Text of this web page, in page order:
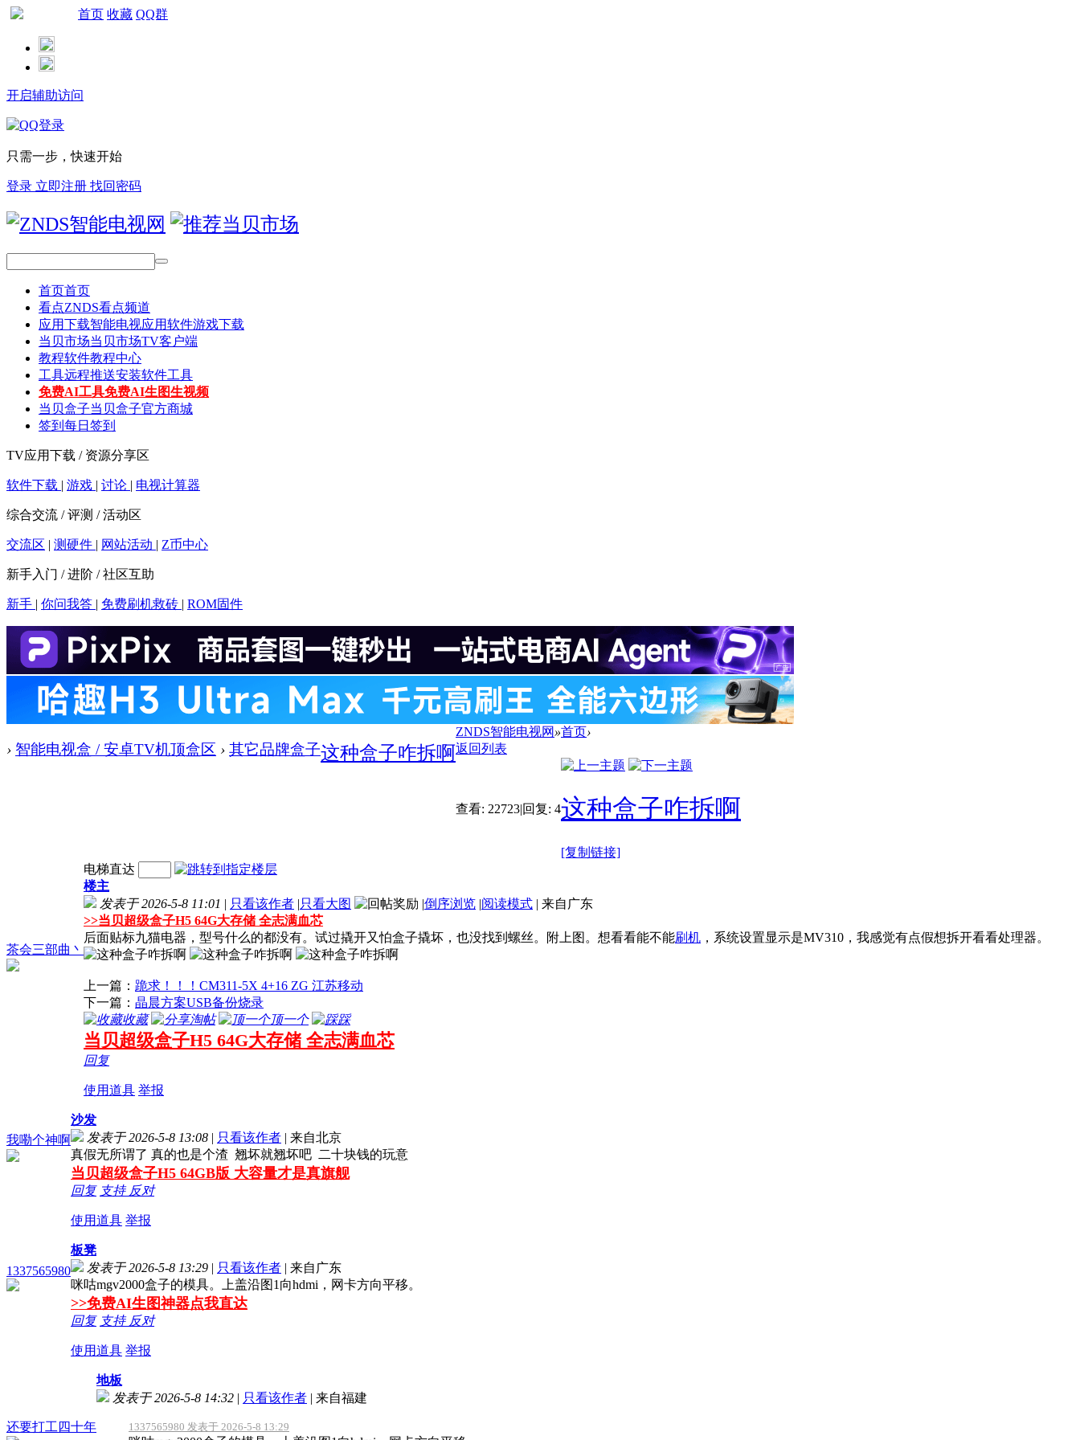
首页 收藏 QQ群
开启辅助访问
只需一步，快速开始
登录 立即注册 找回密码
首页首页
看点ZNDS看点频道
应用下载智能电视应用软件游戏下载
当贝市场当贝市场TV客户端
教程软件教程中心
工具远程推送安装软件工具
免费AI工具免费AI生图生视频
当贝盒子当贝盒子官方商城
签到 每日签到
TV应用下载 / 资源分享区
软件下载 | 游戏 | 讨论 | 电视计算器
综合交流 / 评测 / 活动区
交流区 | 测硬件 | 网站活动 | Z币中心
新手入门 / 进阶 / 社区互助
新手 | 你问我答 | 免费刷机救砖 | ROM固件
ZNDS智能电视网 »首页
› 智能电视盒 / 安卓TV机顶盒区 › 其它品牌盒子
›
这种盒子咋拆啊返回列表
查看: 22723|回复: 4这种盒子咋拆啊
[复制链接]
茶会三部曲丶
电梯直达
楼主
发表于 2026-5-8 11:01 | 只看该作者 |只看大图 |倒序浏览 |阅读模式 | 来自广东
>>当贝超级盒子H5 64G大存储 全志满血芯
后面贴标九猫电器，型号什么的都没有。试过撬开又怕盒子撬坏，也没找到螺丝。附上图。想看看能不能刷机 ，系统设置显示是MV310，我感觉有点假想拆开看看处理器。
上一篇： 跪求！！！CM311-5X 4+16 ZG 江苏移动
下一篇： 晶晨方案USB备份烧录
收藏
淘帖 顶一个 踩
当贝超级盒子H5 64G大存储 全志满血芯
回复
使用道具 举报
我嘞个神啊
沙发
发表于 2026-5-8 13:08 | 只看该作者 | 来自北京
真假无所谓了 真的也是个渣 翘坏就翘坏吧 二十块钱的玩意
当贝超级盒子H5 64GB版 大容量才是真旗舰
回复 支持 反对
使用道具 举报
1337565980
板凳
发表于 2026-5-8 13:29 | 只看该作者 | 来自广东
咪咕mgv2000盒子的模具。上盖沿图1向hdmi，网卡方向平移。
>>免费AI生图神器点我直达
回复 支持 反对
使用道具 举报
还要打工四十年
地板
发表于 2026-5-8 14:32 | 只看该作者 | 来自福建
1337565980 发表于 2026-5-8 13:29